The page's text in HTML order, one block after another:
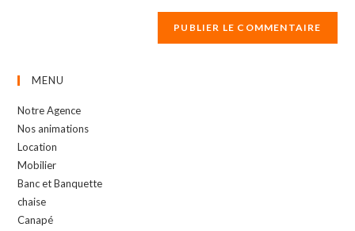
MENU
Notre Agence
Nos animations
Location
Mobilier
Banc et Banquette
chaise
Canapé